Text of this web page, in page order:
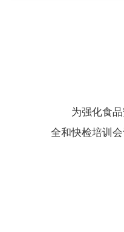
为强化食
全和快检培训